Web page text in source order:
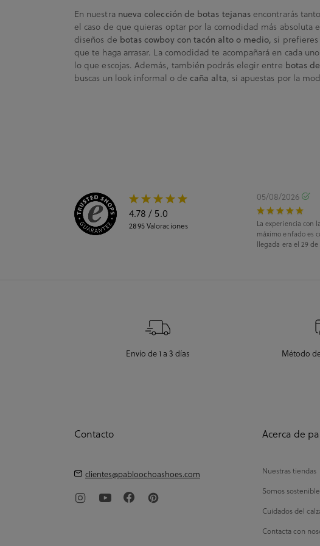
En nuestra nueva colección de botas tejanas encontrarás tanto
el caso de que quieras optar por la comodidad más absoluta
diseños de botas cowboy con tacón alto o medio, si
que te haga arrasar. La comodidad te acompañará en cada
lo que escojas. Además, también podrás elegir entre botas
buscas un look informal o decaña alta, si apuestas por la
4.78 / 5.0
2895Valoraciones
05/08/2026
La experiencia con
máximo enfado es
llegada era el 29
Envío de 1 a 3 días Método
Contacto
clientes@pabloochoashoes.com
Acerca de
Nuestras tiendas
Somos
Cuidados del
Contacta con